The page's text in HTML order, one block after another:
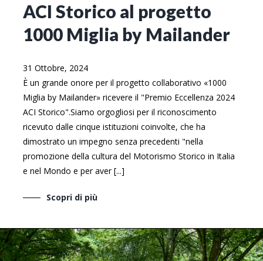
ACI Storico al progetto
1000 Miglia by Mailander
31 Ottobre, 2024
È un grande onore per il progetto collaborativo «1000
Miglia by Mailander» ricevere il "Premio Eccellenza 2024
ACI Storico".Siamo orgogliosi per il riconoscimento
ricevuto dalle cinque istituzioni coinvolte, che ha
dimostrato un impegno senza precedenti "nella
promozione della cultura del Motorismo Storico in Italia
e nel Mondo e per aver [...]
Scopri di più